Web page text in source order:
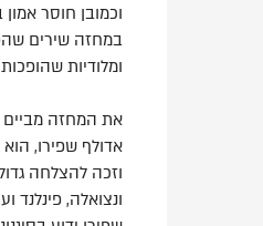
וכמובן חוסר
במחזה שירים
ומלודיות
את המחזה מביים
וזכה להצלחה
ונצואלה, פינלנד